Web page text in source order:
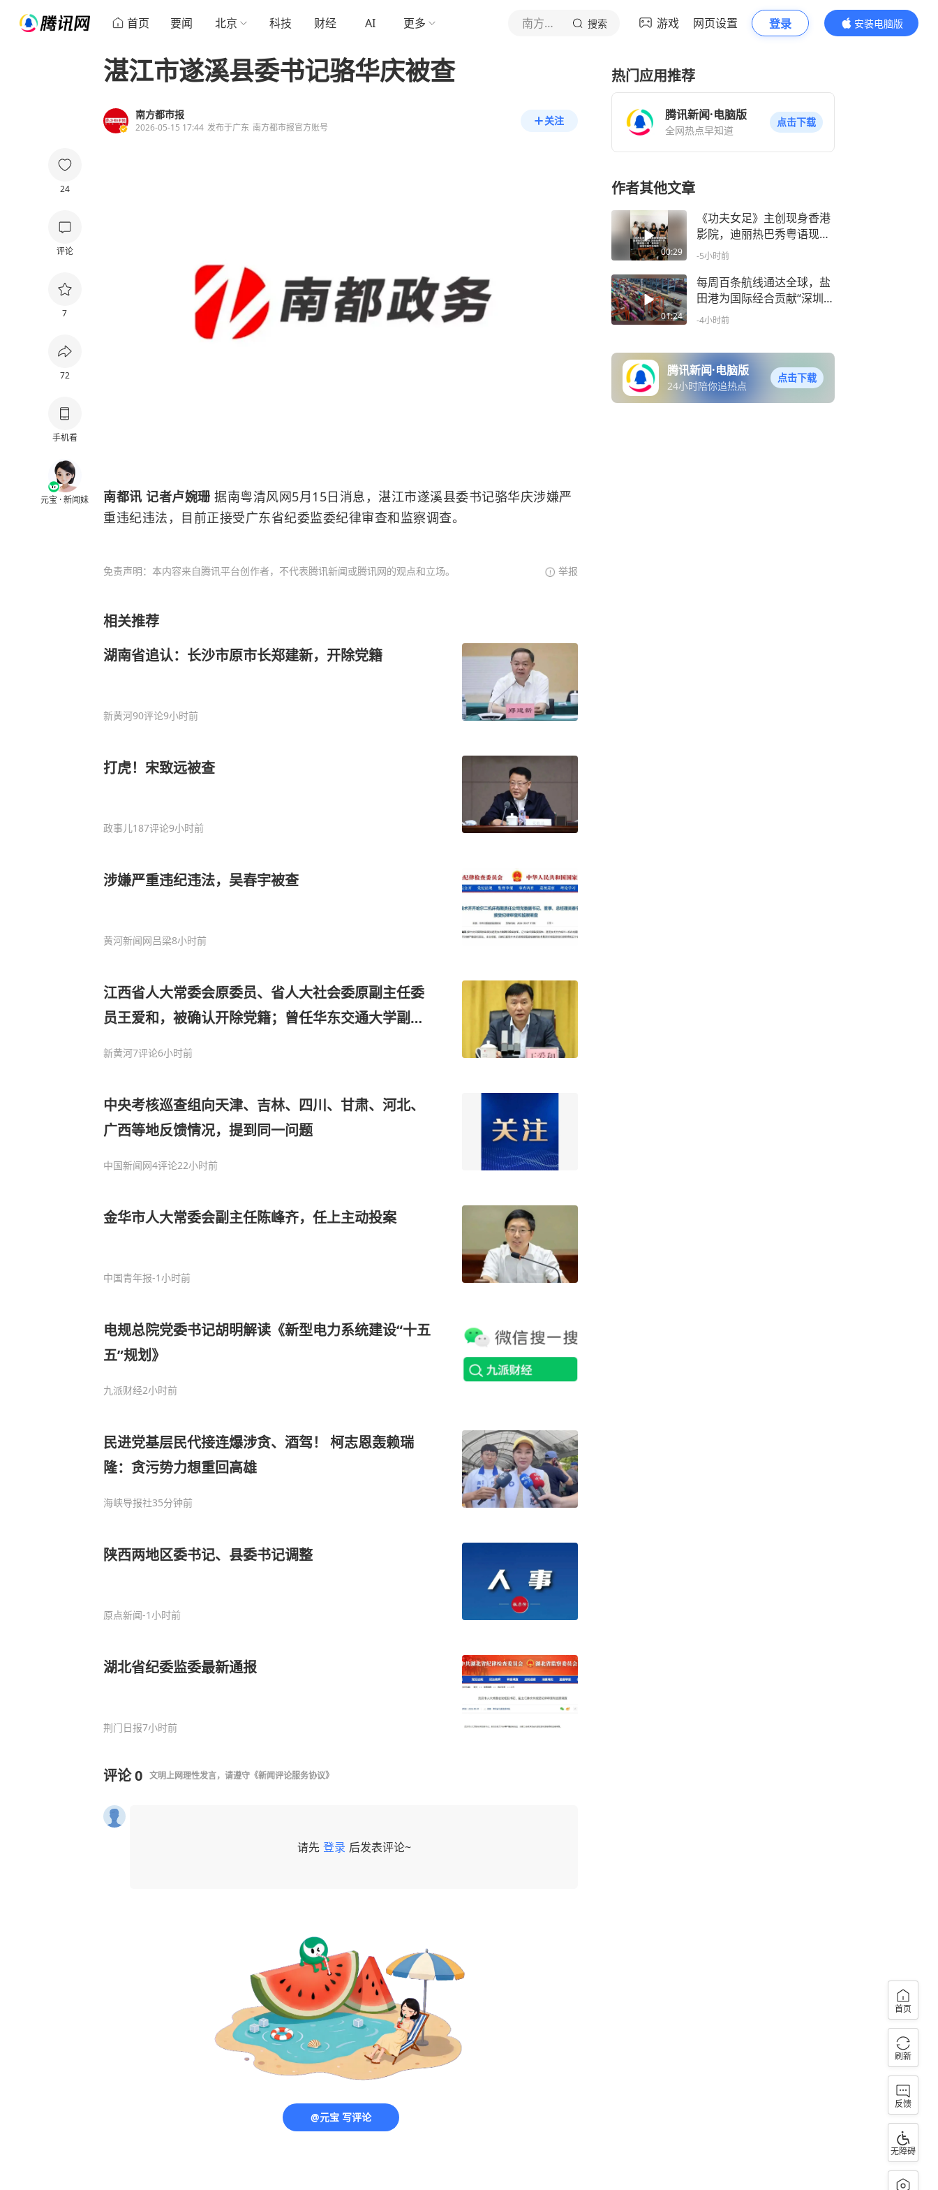
首页 要闻 北京 科技 财经 AI 更多 南方都市报 搜索 游戏 网页设置 登录
安装电脑版
内容更精彩
24
评论
7
72
手机看
元宝 · 新闻妹
湛江市遂溪县委书记骆华庆被查
南方都市报
2026-05-15 17:44 发布于广东 南方都市报官方账号
关注
南都讯 记者卢婉珊 据南粤清风网5月15日消息，湛江市遂溪县委书记骆华庆涉嫌严
重违纪违法，目前正接受广东省纪委监委纪律审查和监察调查。
免责声明：本内容来自腾讯平台创作者，不代表腾讯新闻或腾讯网的观点和立场。 举报
相关推荐
湖南省追认：长沙市原市长郑建新，开除党籍
新黄河90评论9小时前
打虎！宋致远被查
政事儿187评论9小时前
涉嫌严重违纪违法，吴春宇被查
黄河新闻网吕梁8小时前
江西省人大常委会原委员、省人大社会委原副主任委
员王爱和，被确认开除党籍；曾任华东交通大学副校
新黄河7评论6小时前
中央考核巡查组向天津、吉林、四川、甘肃、河北、
广西等地反馈情况，提到同一问题
中国新闻网4评论22小时前
金华市人大常委会副主任陈峰齐，任上主动投案
中国青年报-1小时前
电规总院党委书记胡明解读《新型电力系统建设“十五
五”规划》
九派财经2小时前
民进党基层民代接连爆涉贪、酒驾！ 柯志恩轰赖瑞
隆：贪污势力想重回高雄
海峡导报社35分钟前
陕西两地区委书记、县委书记调整
原点新闻-1小时前
湖北省纪委监委最新通报
荆门日报7小时前
评论0 文明上网理性发言，请遵守 《新闻评论服务协议》
请先 登录 后发表评论~
@元宝 写评论
热门应用推荐
腾讯新闻·电脑版
全网热点早知道
点击下载
作者其他文章
00:29
《功夫女足》主创现身香港
影院，迪丽热巴秀粤语现场
哇声一片，周星驰一句“嘉玲
-5小时前
01:24
每周百条航线通达全球，盐
田港为国际经合贡献“深圳力
量”
-4小时前
腾讯新闻·电脑版
24小时陪你追热点
点击下载
首页
刷新
反馈
无障碍